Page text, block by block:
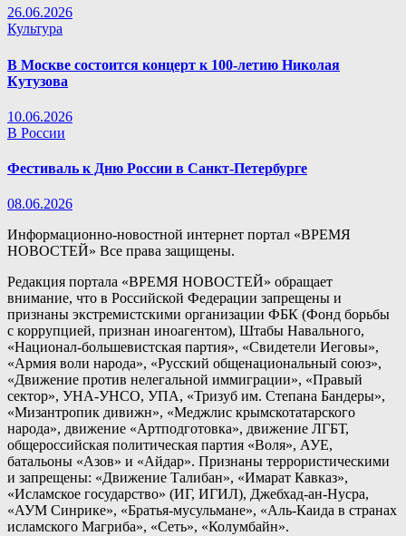
26.06.2026
Культура
В Москве состоится концерт к 100-летию Николая
Кутузова
10.06.2026
В России
Фестиваль к Дню России в Санкт-Петербурге
08.06.2026
Информационно-новостной интернет портал «ВРЕМЯ
НОВОСТЕЙ» Все права защищены.
Редакция портала «ВРЕМЯ НОВОСТЕЙ» обращает
внимание, что в Российской Федерации запрещены и
признаны экстремистскими организации ФБК (Фонд борьбы
с коррупцией, признан иноагентом), Штабы Навального,
«Национал-большевистская партия», «Свидетели Иеговы»,
«Армия воли народа», «Русский общенациональный союз»,
«Движение против нелегальной иммиграции», «Правый
сектор», УНА-УНСО, УПА, «Тризуб им. Степана Бандеры»,
«Мизантропик дивижн», «Меджлис крымскотатарского
народа», движение «Артподготовка», движение ЛГБТ,
общероссийская политическая партия «Воля», АУЕ,
батальоны «Азов» и «Айдар». Признаны террористическими
и запрещены: «Движение Талибан», «Имарат Кавказ»,
«Исламское государство» (ИГ, ИГИЛ), Джебхад-ан-Нусра,
«АУМ Синрике», «Братья-мусульмане», «Аль-Каида в странах
исламского Магриба», «Сеть», «Колумбайн».